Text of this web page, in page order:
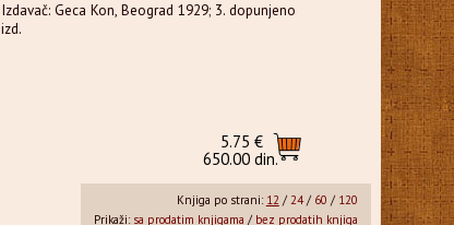
Izdavač: Geca Kon, Beograd 1929; 3. dopunjeno
izd.
5.75 €
650.00 din.
Knjiga po strani: 12 / 24/ 60 / 120
Prikaži: sa prodatim knjigama / bez prodatih knjiga